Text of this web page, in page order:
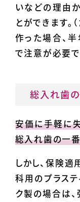
いなどの理由
とができます。
作った場合、
で注意が必要で
総入れ歯の
安価に手軽に
総入れ歯の一番
しかし、保険
科用のプラステ
ク製の場合は